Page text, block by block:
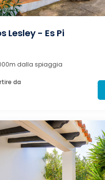
Lesley - Es Pi
dalla spiaggia
da